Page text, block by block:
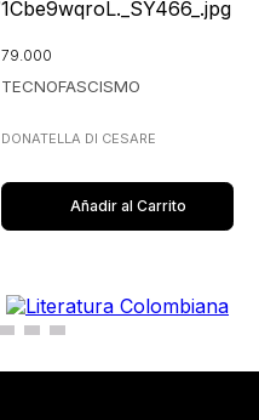
79.000
TECNOFASCISMO
DONATELLA DI CESARE
Añadir al Carrito